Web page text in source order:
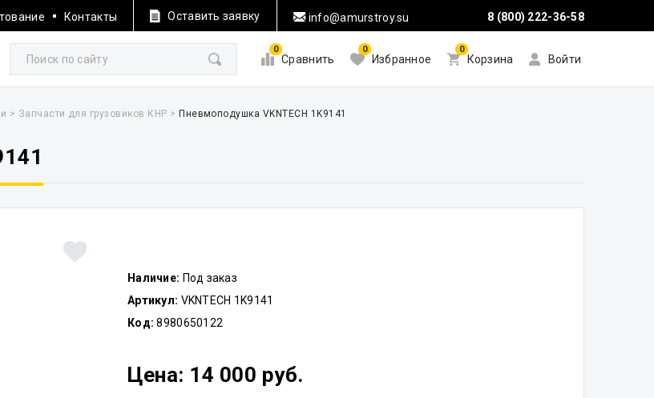
Контакты Оставить заявку info@amurstroy.su 8 (800) 222-36-58
0
Сравнить
0
Избранное
0
Корзина Войти
> Запчасти для грузовиков КНР > Пневмоподушка VKNTECH 1K9141
Наличие: Под заказ
Артикул: VKNTECH 1K9141
Код: 8980650122
Цена: 14 000 руб.